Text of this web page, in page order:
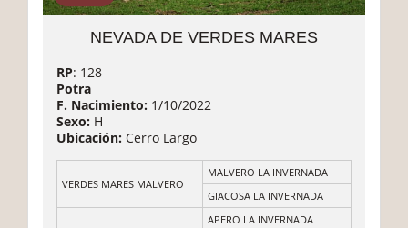
NEVADA DE VERDES MARES
RP: 128
Potra
F. Nacimiento: 1/10/2022
Sexo: H
Ubicación: Cerro Largo
VERDES MARES MALVERO
MALVERO LA INVERNADA
GIACOSA LA INVERNADA
APERO LA INVERNADA